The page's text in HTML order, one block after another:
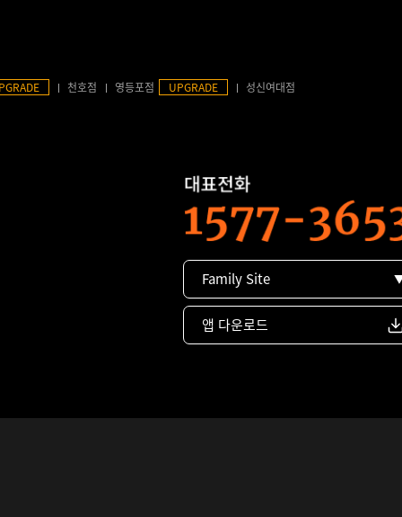
천호점 영등포점 UPGRADE 성신여대점
Family Site
앱 다운로드